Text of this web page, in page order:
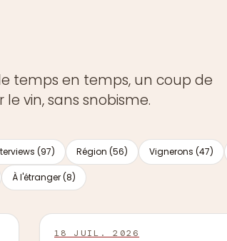
temps en temps, un coup de
vin, sans snobisme.
(97) Région (56) Vignerons (47)
À l'étranger (8)
18 JUIL. 2026